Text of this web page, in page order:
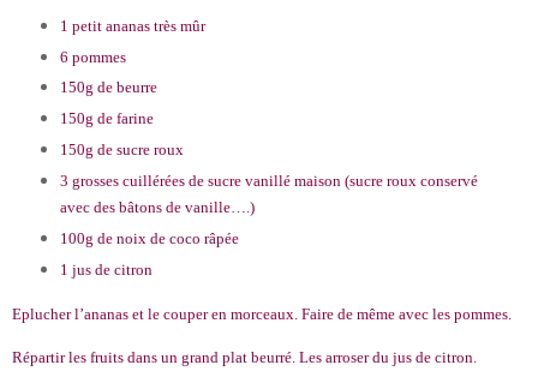
1 petit ananas très mûr
6 pommes
150g de beurre
150g de farine
150g de sucre roux
3 grosses cuillérées de sucre vanillé maison (sucre roux conservé
avec des bâtons de vanille….)
100g de noix de coco râpée
1 jus de citron
Eplucher l’ananas et le couper en morceaux. Faire de même avec les pommes.
Répartir les fruits dans un grand plat beurré. Les arroser du jus de citron.